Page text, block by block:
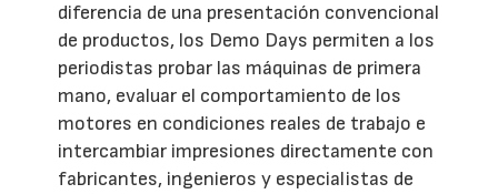
diferencia de una presentación convencional
de productos, los Demo Days permiten a los
periodistas probar las máquinas de primera
mano, evaluar el comportamiento de los
motores en condiciones reales de trabajo e
intercambiar impresiones directamente con
fabricantes, ingenieros y especialistas de